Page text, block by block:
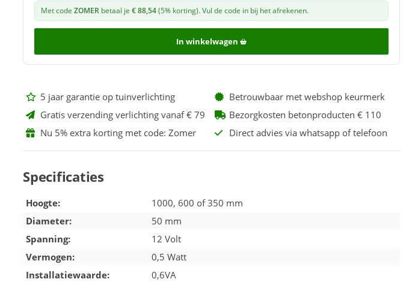
Met code ZOMER betaal je € 88,54(5% korting). Vul de code in bij het afrekenen.
In winkelwagen
5 jaar garantie op tuinverlichting
Betrouwbaar met webshop keurmerk
Gratis verzending verlichting vanaf € 79
Bezorgkosten betonproducten € 110
Nu 5% extra korting met code: Zomer
Direct advies via whatsapp of telefoon
Specificaties
Hoogte:
1000, 600 of 350 mm
Diameter:
50 mm
Spanning:
12 Volt
Vermogen:
0,5 Watt
Installatiewaarde:
0,6VA